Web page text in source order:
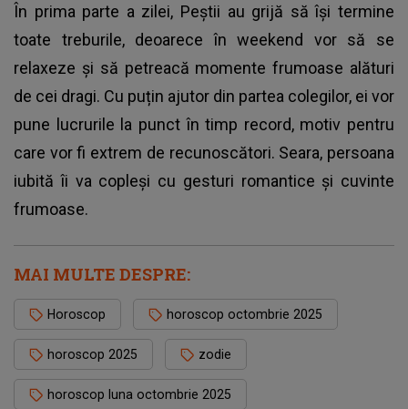
În prima parte a zilei, Peștii au grijă să își termine
toate treburile, deoarece în weekend vor să se
relaxeze și să petreacă momente frumoase alături
de cei dragi. Cu puțin ajutor din partea colegilor, ei vor
pune lucrurile la punct în timp record, motiv pentru
care vor fi extrem de recunoscători. Seara, persoana
iubită îi va copleși cu gesturi romantice și cuvinte
frumoase.
MAI MULTE DESPRE:
Horoscop horoscop octombrie 2025
horoscop 2025 zodie
horoscop luna octombrie 2025